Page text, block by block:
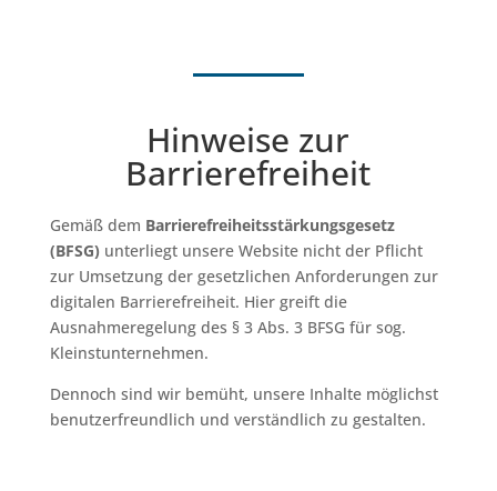
Hinweise zur
Barrierefreiheit
Gemäß dem Barrierefreiheitsstärkungsgesetz
(BFSG) unterliegt unsere Website nicht der Pflicht
zur Umsetzung der gesetzlichen Anforderungen zur
digitalen Barrierefreiheit. Hier greift die
Ausnahmeregelung des § 3 Abs. 3 BFSG für sog.
Kleinstunternehmen.
Dennoch sind wir bemüht, unsere Inhalte möglichst
benutzerfreundlich und verständlich zu gestalten.